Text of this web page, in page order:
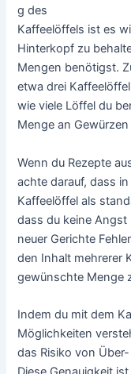
g des
Kaffeelöffels ist es
Hinterkopf zu
Mengen benötigst.
etwa drei
wie viele Löffel du
Menge an
Wenn du Rezepte
achte darauf, dass
Kaffeelöffel als
dass du keine Angst
neuer Gerichte
den Inhalt mehrerer
gewünschte Menge
Indem du mit dem
Möglichkeiten
das Risiko von